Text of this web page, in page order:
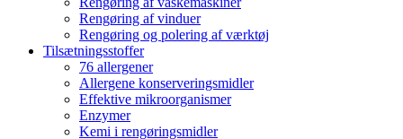
Rengøring af vinduer
Rengøring og polering af værktøj
Tilsætningsstoffer
76 allergener
Allergene konserveringsmidler
Effektive mikroorganismer
Enzymer
Kemi i rengøringsmidler